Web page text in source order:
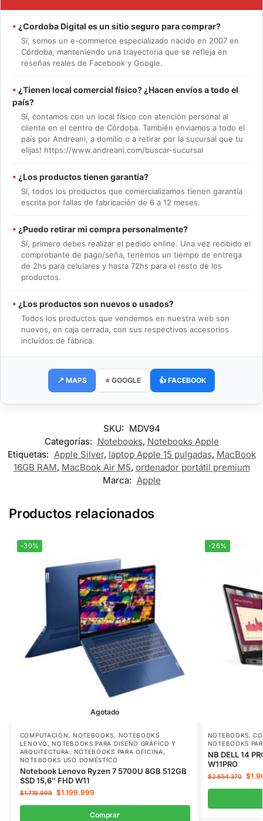
• ¿Cordoba Digital es un sitio seguro para comprar?
Sí, somos un e-commerce especializado nacido en 2007 en
Córdoba, manteniendo una trayectoria que se refleja en
reseñas reales de Facebook y Google.
• ¿Tienen local comercial físico? ¿Hacen envíos a todo el
país?
Sí, contamos con un local físico con atención personal al
cliente en el centro de Córdoba. También enviamos a todo el
país por Andreani, a domilio o a retirar por la sucursal que tu
elijas! https://www.andreani.com/buscar-sucursal
• ¿Los productos tienen garantía?
Sí, todos los productos que comercializamos tienen garantía
escrita por fallas de fabricación de 6 a 12 meses.
• ¿Puedo retirar mi compra personalmente?
Sí, primero debes realizar el pedido online. Una vez recibido el
comprobante de pago/seña, tenemos un tiempo de entrega
de 2hs para celulares y hasta 72hs para el resto de los
productos.
• ¿Los productos son nuevos o usados?
Todos los productos que vendemos en nuestra web son
nuevos, en caja cerrada, con sus respectivos accesorios
incluídos de fábrica.
📍 MAPS ⭐ GOOGLE 👍 FACEBOOK
SKU: MDV94
Categorías: Notebooks, Notebooks Apple
Etiquetas: Apple Silver, laptop Apple 15 pulgadas, MacBook
16GB RAM, MacBook Air M5, ordenador portátil premium
Marca: Apple
Productos relacionados
-30%
Agotado
COMPUTACIÓN, NOTEBOOKS, NOTEBOOKS
LENOVO ,NOTEBOOKS PARA DISEÑO GRÁFICO Y
ARQUITECTURA , NOTEBOOKS PARA OFICINA ,
NOTEBOOKS USO DOMÉSTICO
Notebook Lenovo Ryzen 7 5700U 8GB 512GB
SSD 15,6″ FHD W11
$1.719.999 $1.199.999
Comprar
-26%
NOTEBOOKS,
NOTEBOOKS
NB DELL 14
W11PRO
$2.654.370 $